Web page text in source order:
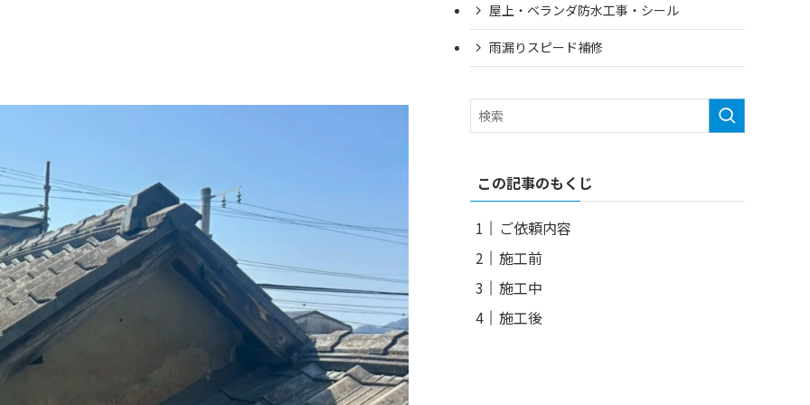
屋上・ベランダ防水工事・シール
雨漏りスピード補修
この記事のもくじ
ご依頼内容
施工前
施工中
施工後